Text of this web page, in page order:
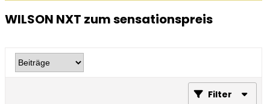
WILSON NXT zum sensationspreis
Filter